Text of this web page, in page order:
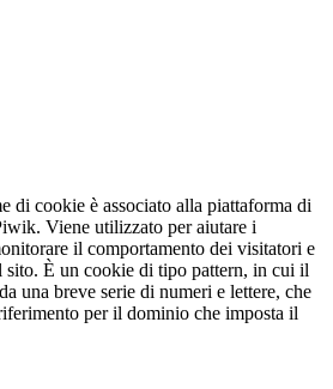
di cookie è associato alla piattaforma di
Viene utilizzato per aiutare i
il comportamento dei visitatori e
sito. È un cookie di tipo pattern, in cui il
una breve serie di numeri e lettere, che
per il dominio che imposta il